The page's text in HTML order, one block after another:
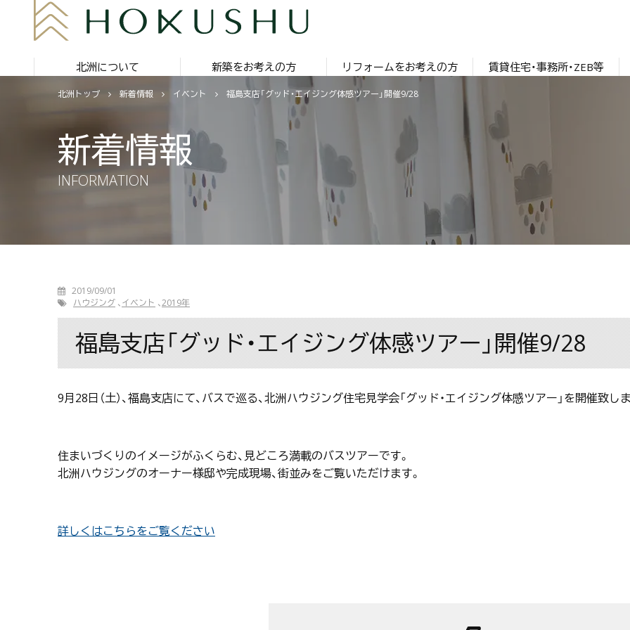
北洲について 新築をお考えの方 リフォームをお考えの方 賃貸住宅・事務所・ZEB等
北洲トップ 新着情報 イベント 福島支店「グッド・エイジング体感ツアー」開催9/28
新着情報
INFORMATION
2019/09/01
ハウジング イベント 2019年
福島支店「グッド・エイジング体感ツアー」開催9/28
9月28日（土）、福島支店にて、バスで巡る、北洲ハウジング住宅見学会「グッド・エイジング体感ツアー」を開催致し
住まいづくりのイメージがふくらむ、見どころ満載のバスツアーです。
北洲ハウジングのオーナー様邸や完成現場、街並みをご覧いただけます。
詳しくはこちらをご覧ください